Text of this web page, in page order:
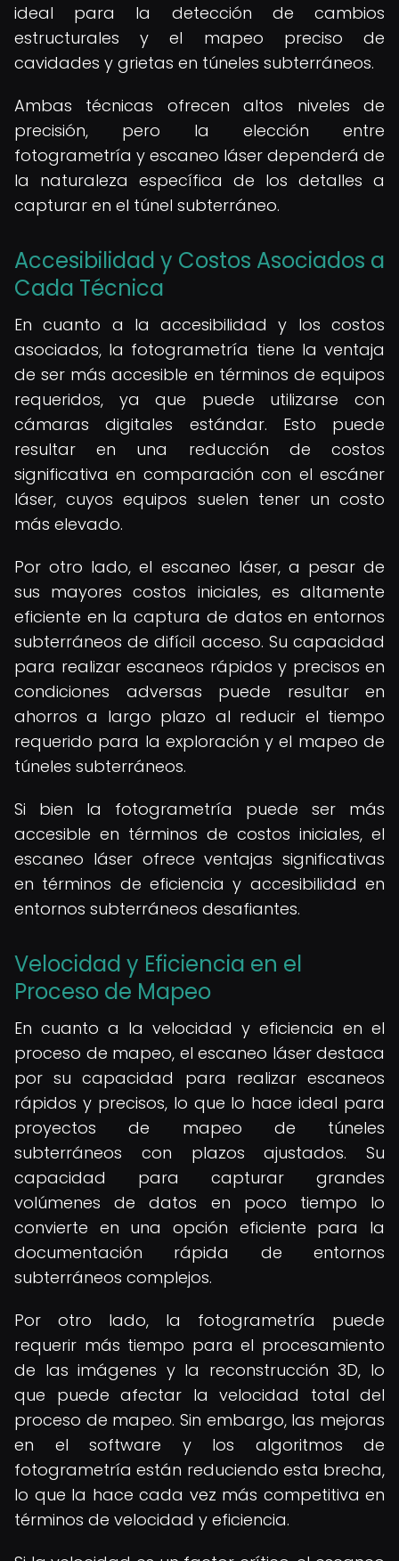
ideal para la detección de cambios
estructurales y el mapeo preciso de
cavidades y grietas en túneles subterráneos.
Ambas técnicas ofrecen altos niveles de
precisión, pero la elección entre
fotogrametría y escaneo láser dependerá de
la naturaleza específica de los detalles a
capturar en el túnel subterráneo.
Accesibilidad y Costos Asociados a
Cada Técnica
En cuanto a la accesibilidad y los costos
asociados, la fotogrametría tiene la ventaja
de ser más accesible en términos de equipos
requeridos, ya que puede utilizarse con
cámaras digitales estándar. Esto puede
resultar en una reducción de costos
significativa en comparación con el escáner
láser, cuyos equipos suelen tener un costo
más elevado.
Por otro lado, el escaneo láser, a pesar de
sus mayores costos iniciales, es altamente
eficiente en la captura de datos en entornos
subterráneos de difícil acceso. Su capacidad
para realizar escaneos rápidos y precisos en
condiciones adversas puede resultar en
ahorros a largo plazo al reducir el tiempo
requerido para la exploración y el mapeo de
túneles subterráneos.
Si bien la fotogrametría puede ser más
accesible en términos de costos iniciales, el
escaneo láser ofrece ventajas significativas
en términos de eficiencia y accesibilidad en
entornos subterráneos desafiantes.
Velocidad y Eficiencia en el
Proceso de Mapeo
En cuanto a la velocidad y eficiencia en el
proceso de mapeo, el escaneo láser destaca
por su capacidad para realizar escaneos
rápidos y precisos, lo que lo hace ideal para
proyectos de mapeo de túneles
subterráneos con plazos ajustados. Su
capacidad para capturar grandes
volúmenes de datos en poco tiempo lo
convierte en una opción eficiente para la
documentación rápida de entornos
subterráneos complejos.
Por otro lado, la fotogrametría puede
requerir más tiempo para el procesamiento
de las imágenes y la reconstrucción 3D, lo
que puede afectar la velocidad total del
proceso de mapeo. Sin embargo, las mejoras
en el software y los algoritmos de
fotogrametría están reduciendo esta brecha,
lo que la hace cada vez más competitiva en
términos de velocidad y eficiencia.